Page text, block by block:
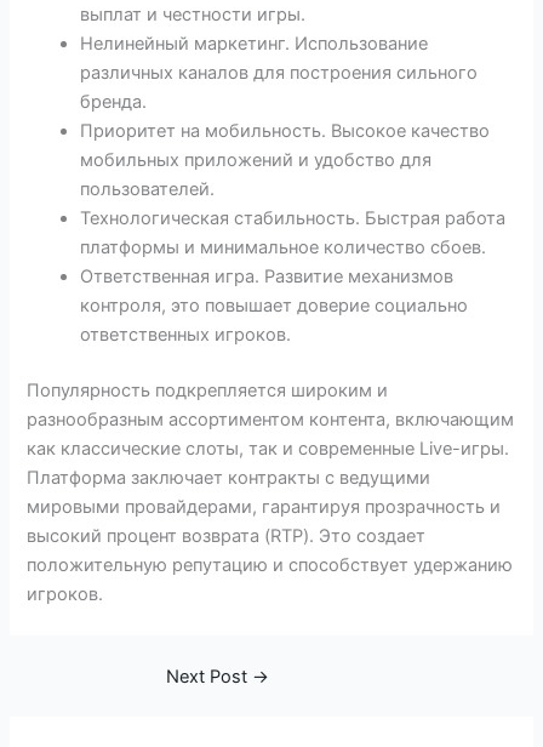
выплат и честности игры.
Нелинейный маркетинг. Использование
различных каналов для построения сильного
бренда.
Приоритет на мобильность. Высокое качество
мобильных приложений и удобство для
пользователей.
Технологическая стабильность. Быстрая работа
платформы и минимальное количество сбоев.
Ответственная игра. Развитие механизмов
контроля, это повышает доверие социально
ответственных игроков.
Популярность подкрепляется широким и
разнообразным ассортиментом контента, включающим
как классические слоты, так и современные Live-игры.
Платформа заключает контракты с ведущими
мировыми провайдерами, гарантируя прозрачность и
высокий процент возврата (RTP). Это создает
положительную репутацию и способствует удержанию
игроков.
Next Post →